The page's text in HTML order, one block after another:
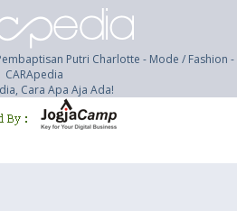
Putri Charlotte - Mode / Fashion -
CARApedia
Cara Apa Aja Ada!